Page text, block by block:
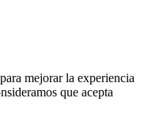
mejorar la experiencia
que acepta